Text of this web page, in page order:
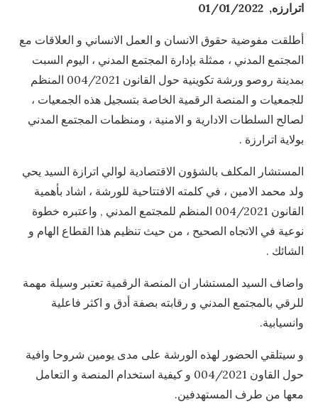
اترارزه, 01/01/2022
أطلقت مفوضية حقوق الانسان و العمل الانساني و العلاقات مع
المجتمع المدني ، ممثلة بإدارة المجتمع المدني ، اليوم السبت
بمدينة روصو ورشة تكوينية حول القانون 004/2021 المنظم
للجمعيات و المنصة الرقمية الخاصة بتسجيل هذه الجمعيات ،
لصالح السلطات الادارية و الامنية ، ومنظمات المجتمع المدني
بولاية اترارزة .
المستشار المكلف بالشؤون الاقتصادية لوالي اترازة السيد يحي
ولد محمد الامين ، في كلمته الافتتاحية للورشة ، اشاد بأهمية
القانون 004/2021 المنظم للمجتمع المدني , واعتبره خطوة
نوعية في الاتجاه الصحيح ، من حيث تنظيم هذا القطاع الهام و
الشائك .
واضاف السيد المستشار ان المنصة الرقمية تعتبر وسيلة مهمة
للرقي بالمجتمع المدني و رقابته بصفة أدق و اكثر فاعلية
وانسيابية.
و سيتلقي الحضور لهذه الورشة على مدى يومين شروحا وافية
حول القاون 004/2021 و كيفية استخدام المنصة و التعامل
معها من طرف المستهدفين.